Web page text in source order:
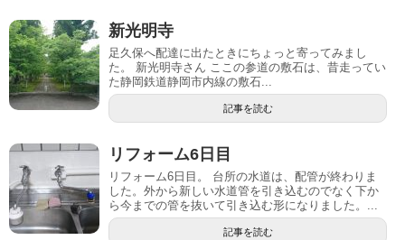
新光明寺
足久保へ配達に出たときにちょっと寄ってみまし
た。 新光明寺さん ここの参道の敷石は、昔走ってい
た静岡鉄道静岡市内線の敷石...
記事を読む
リフォーム6日目
リフォーム6日目。 台所の水道は、配管が終わりま
した。外から新しい水道管を引き込むのでなく下か
ら今までの管を抜いて引き込む形になりました。...
記事を読む